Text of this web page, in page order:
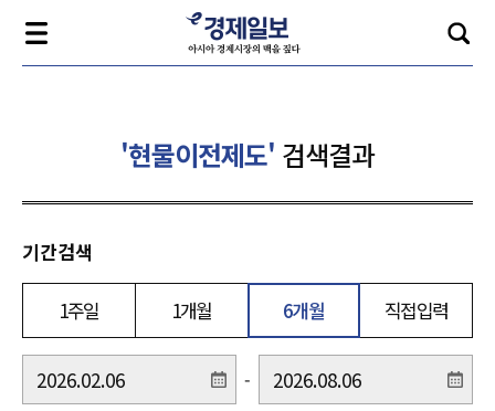
'현물이전제도' 검색결과
기간검색
1주일 1개월 6개월 직접입력
-